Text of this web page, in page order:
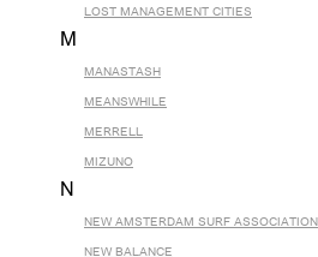
LOST MANAGEMENT CITIES
M
MANASTASH
MEANSWHILE
MERRELL
MIZUNO
N
NEW AMSTERDAM SURF ASSOCIATION
NEW BALANCE